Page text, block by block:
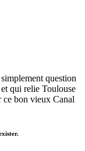
question
qui relie Toulouse
ce bon vieux Canal